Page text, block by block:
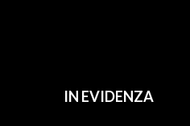
IN EVIDENZA